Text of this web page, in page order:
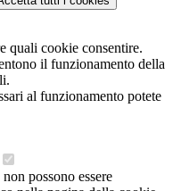
quali cookie consentire.
il funzionamento della
al funzionamento potete
possono essere